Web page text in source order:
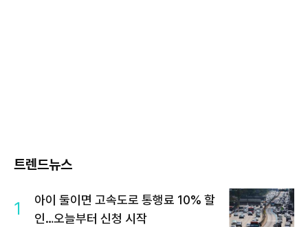
트렌드뉴스
1
아이 둘이면 고속도로 통행료 10% 할
인…오늘부터 신청 시작